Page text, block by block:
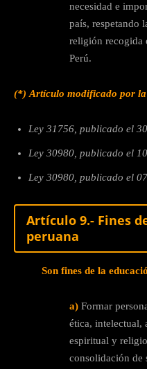
necesidad e
país, respetando
religión recogida
Perú.
(*)Artículo modificado por
Ley 31756, publicado el
Ley 30980, publicado el
Ley 30980, publicado el
Artículo 9.- Fines
peruana
Son fines de la
a) Formar
ética, intelectual,
espiritual y
consolidación de